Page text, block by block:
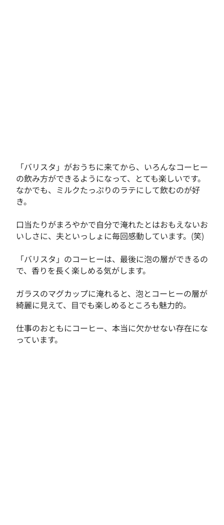
「バリスタ」がおうちに来てから、いろんなコーヒー
の飲み方ができるようになって、とても楽しいです。
なかでも、ミルクたっぷりのラテにして飲むのが好
き。
口当たりがまろやかで自分で淹れたとはおもえないお
いしさに、夫といっしょに毎回感動しています。(笑)
「バリスタ」のコーヒーは、最後に泡の層ができるの
で、香りを長く楽しめる気がします。
ガラスのマグカップに淹れると、泡とコーヒーの層が
綺麗に見えて、目でも楽しめるところも魅力的。
仕事のおともにコーヒー、本当に欠かせない存在にな
っています。